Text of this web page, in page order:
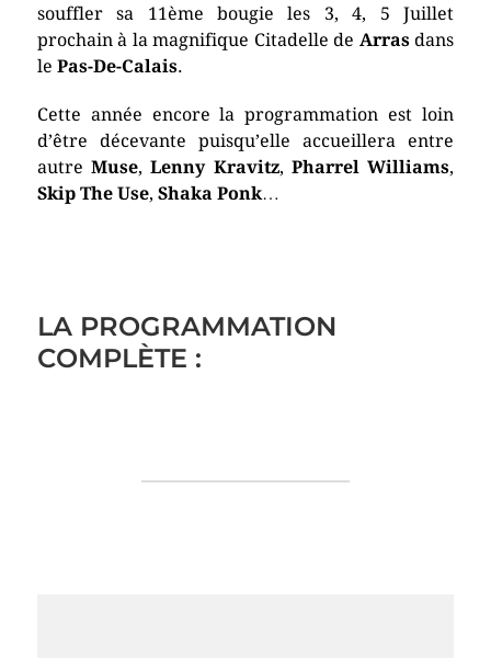
souffler sa 11ème bougie les 3, 4, 5 Juillet
prochain à la magnifique Citadelle de Arrasdans
le Pas-De-Calais.
Cette année encore la programmation est loin
d’être décevante puisqu’elle accueillera entre
autre Muse,Lenny Kravitz,Pharrel Williams,
Skip The Use, Shaka Ponk…
LA PROGRAMMATION
COMPLÈTE :